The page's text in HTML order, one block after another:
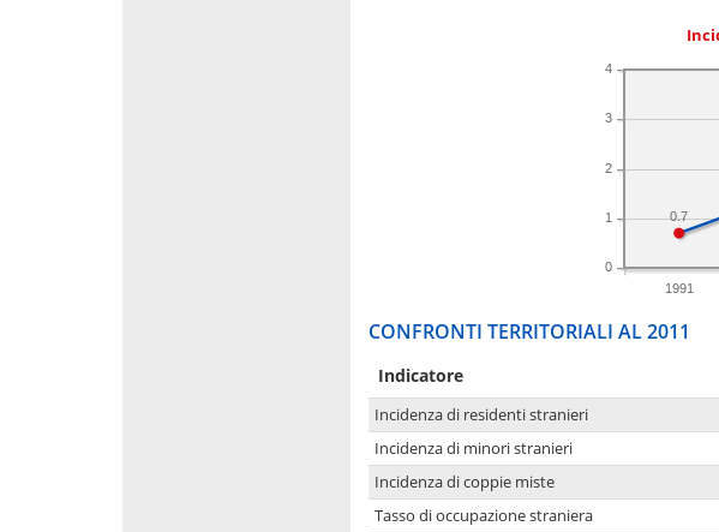
1991
0
1
2
3
4
0.7
CONFRONTI TERRITORIALI AL 2011
Indicatore
Incidenza di residenti stranieri
Incidenza di minori stranieri
Incidenza di coppie miste
Tasso di occupazione straniera